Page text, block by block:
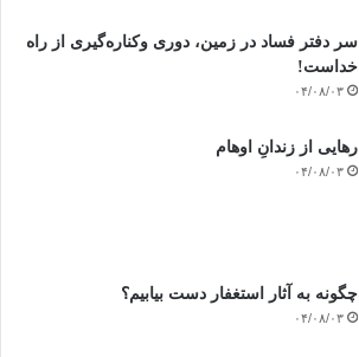
سر دفتر فساد در زمین‌، دوری وکناره‌گیری از راه
خداست‌!
۰۴/۰۸/۰۳
رهایی از زندانِ اوهام
۰۴/۰۸/۰۳
چگونه به آثار استغفار دست بیابیم؟
۰۴/۰۸/۰۳